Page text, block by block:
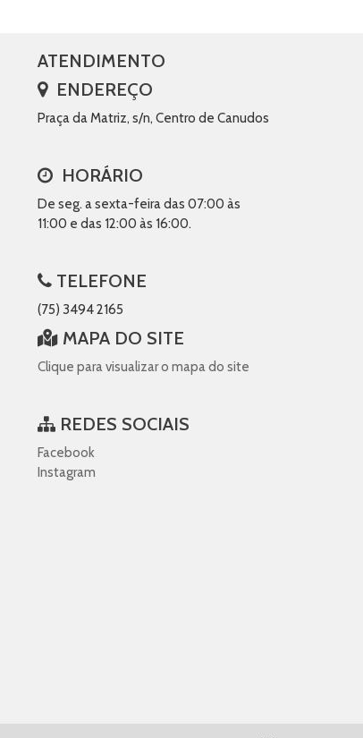
ATENDIMENTO
ENDEREÇO
Praça da Matriz, s/n, Centro de Canudos
HORÁRIO
De seg. a sexta-feira das 07:00 às
11:00 e das 12:00 às 16:00.
TELEFONE
(75) 3494 2165
MAPA DO SITE
Clique para visualizar o mapa do site
REDES SOCIAIS
Facebook
Instagram